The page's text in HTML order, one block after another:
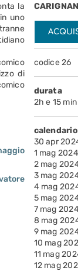
la
uno
di
codice 26
durata
2h e 15
30 apr
1 mag
2 mag
3 mag
4 mag
5 mag
7 mag
8 mag
9 mag
10 mag
11 mag
12 mag